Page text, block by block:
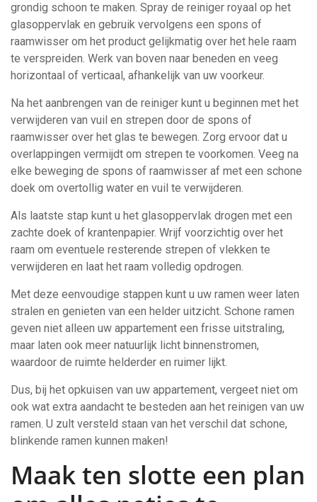
grondig schoon te maken. Spray de reiniger royaal op het
glasoppervlak en gebruik vervolgens een spons of
raamwisser om het product gelijkmatig over het hele raam
te verspreiden. Werk van boven naar beneden en veeg
horizontaal of verticaal, afhankelijk van uw voorkeur.
Na het aanbrengen van de reiniger kunt u beginnen met het
verwijderen van vuil en strepen door de spons of
raamwisser over het glas te bewegen. Zorg ervoor dat u
overlappingen vermijdt om strepen te voorkomen. Veeg na
elke beweging de spons of raamwisser af met een schone
doek om overtollig water en vuil te verwijderen.
Als laatste stap kunt u het glasoppervlak drogen met een
zachte doek of krantenpapier. Wrijf voorzichtig over het
raam om eventuele resterende strepen of vlekken te
verwijderen en laat het raam volledig opdrogen.
Met deze eenvoudige stappen kunt u uw ramen weer laten
stralen en genieten van een helder uitzicht. Schone ramen
geven niet alleen uw appartement een frisse uitstraling,
maar laten ook meer natuurlijk licht binnenstromen,
waardoor de ruimte helderder en ruimer lijkt.
Dus, bij het opkuisen van uw appartement, vergeet niet om
ook wat extra aandacht te besteden aan het reinigen van uw
ramen. U zult versteld staan van het verschil dat schone,
blinkende ramen kunnen maken!
Maak ten slotte een plan